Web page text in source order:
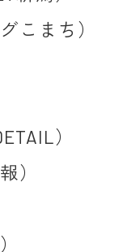
こまち）
）
）